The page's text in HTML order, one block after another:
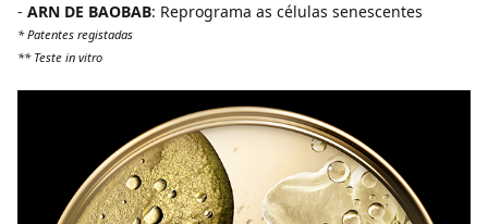
- ARN DE BAOBAB: Reprograma as células senescentes
* Patentes registadas
** Teste in vitro